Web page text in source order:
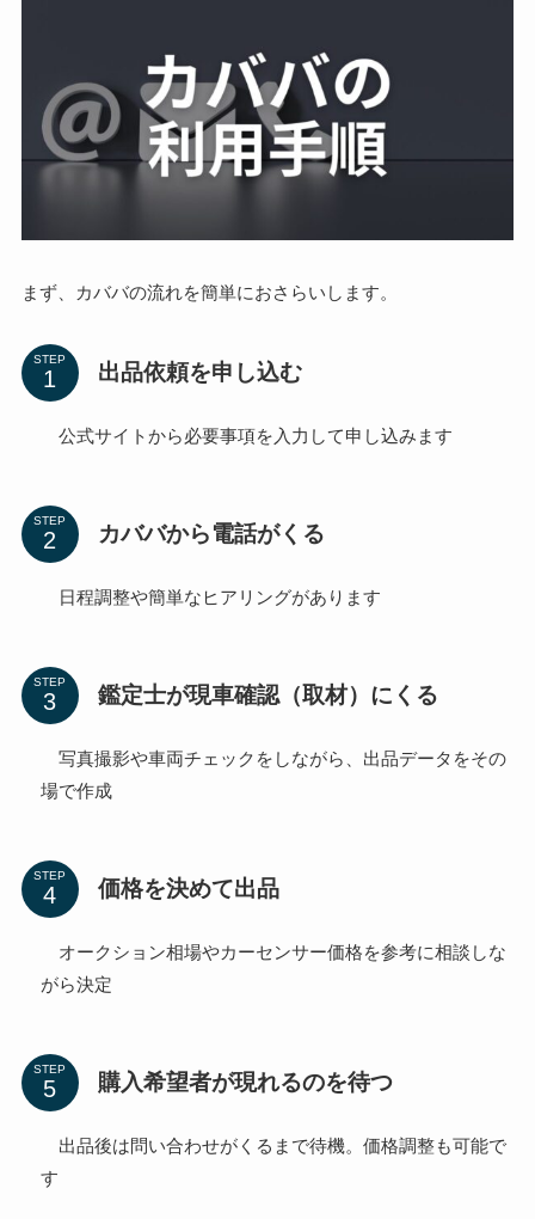
まず、カババの流れを簡単におさらいします。
STEP
出品依頼を申し込む
公式サイトから必要事項を入力して申し込みます
STEP
カババから電話がくる
日程調整や簡単なヒアリングがあります
STEP
鑑定士が現車確認（取材）にくる
写真撮影や車両チェックをしながら、出品データをその
場で作成
STEP
価格を決めて出品
オークション相場やカーセンサー価格を参考に相談しな
がら決定
STEP
購入希望者が現れるのを待つ
出品後は問い合わせがくるまで待機。価格調整も可能で
す